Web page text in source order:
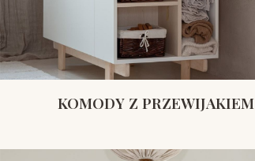
KOMODY Z PRZEWIJAKIEM